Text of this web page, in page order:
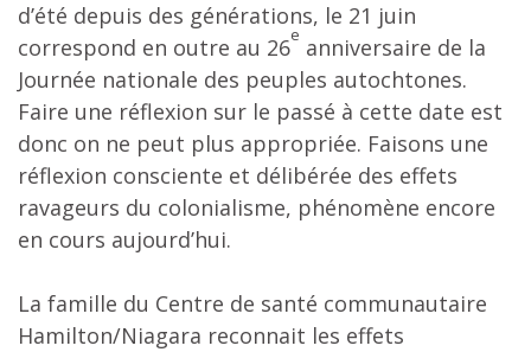
d’été depuis des générations, le 21 juin
correspond en outre au 26e anniversaire de la
Journée nationale des peuples autochtones.
Faire une réflexion sur le passé à cette date est
donc on ne peut plus appropriée. Faisons une
réflexion consciente et délibérée des effets
ravageurs du colonialisme, phénomène encore
en cours aujourd’hui.
La famille du Centre de santé communautaire
Hamilton/Niagara reconnait les effets